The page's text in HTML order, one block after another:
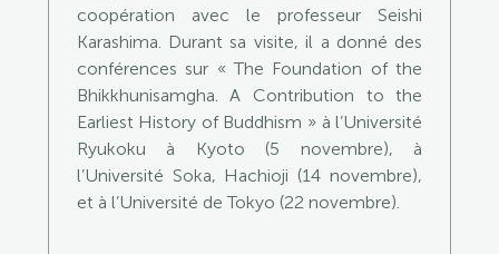
coopération avec le professeur Seishi
Karashima. Durant sa visite, il a donné des
conférences sur « The Foundation of the
Bhikkhunisamgha. A Contribution to the
Earliest History of Buddhism » à l’Université
Ryukoku à Kyoto (5 novembre), à
l’Université Soka, Hachioji (14 novembre),
et à l’Université de Tokyo (22 novembre).